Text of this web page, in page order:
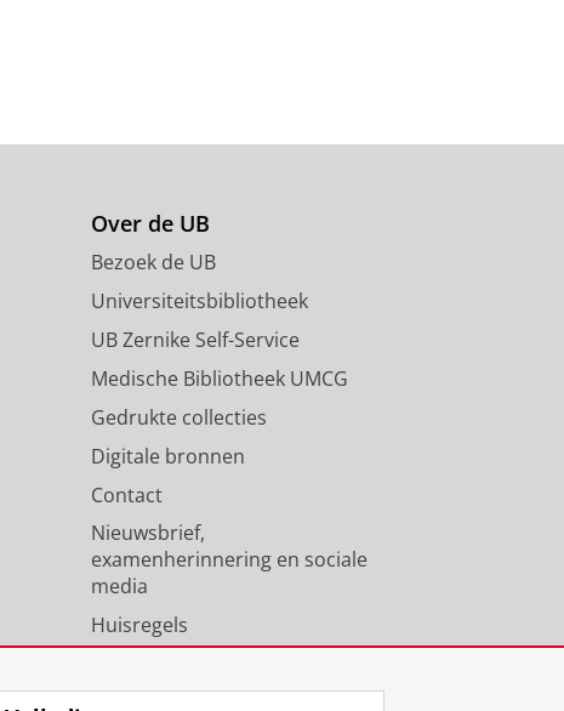
Over de UB
Bezoek de UB
Universiteitsbibliotheek
UB Zernike Self-Service
Medische Bibliotheek UMCG
Gedrukte collecties
Digitale bronnen
Contact
Nieuwsbrief,
examenherinnering en sociale
media
Huisregels
Universiteitsbibliotheek